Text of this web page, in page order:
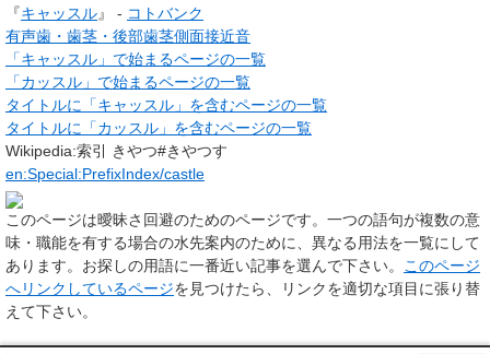
『キャッスル』 - コトバンク
有声歯・歯茎・後部歯茎側面接近音
「キャッスル」で始まるページの一覧
「カッスル」で始まるページの一覧
タイトルに「キャッスル」を含むページの一覧
タイトルに「カッスル」を含むページの一覧
Wikipedia:索引 きやつ#きやつす
en:Special:PrefixIndex/castle
このページは曖昧さ回避のためのページです。一つの語句が複数の意
味・職能を有する場合の水先案内のために、異なる用法を一覧にして
あります。お探しの用語に一番近い記事を選んで下さい。
このページ
へリンクしているページを見つけたら、リンクを適切な項目に張り替
えて下さい。